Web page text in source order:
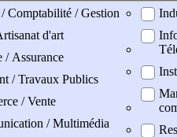
Comptabilité / Gestion
d'art
/ Assurance
/ Travaux Publics
/ Vente
/ Multimédia